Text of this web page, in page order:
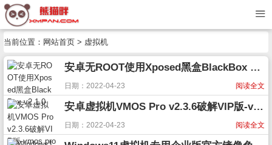
当前位置： 网站首页 > 虚拟机
安卓无ROOT使用Xposed黑盒BlackBox v2.1.0
阅读全文
日期：2022-04-23
安卓虚拟机VMOS Pro v2.3.6破解VIP版-vmos pro最新版破解版
阅读全文
日期：2022-04-23